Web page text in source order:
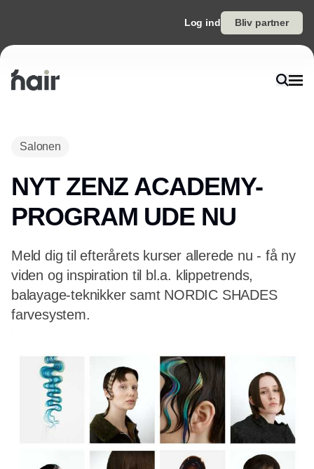
Log ind Bliv partner
Salonen
NYT ZENZ ACADEMY-
PROGRAM UDE NU
Meld dig til efterårets kurser allerede nu - få ny
viden og inspiration til bl.a. klippetrends,
balayage-teknikker samt NORDIC SHADES
farvesystem.